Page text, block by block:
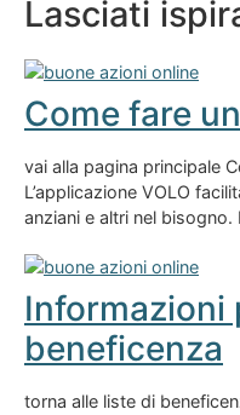
Lasciati
Come fare
vai alla pagina principale
L’applicazione VOLO
anziani e altri nel bisogno.
Informazioni
beneficenza
torna alle liste di